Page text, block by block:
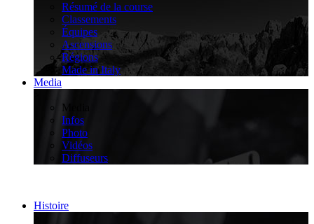
Résumé de la course
Classements
Équipes
Ascensions
Régions
Made in Italy
Media
Media
Infos
Photo
Vidéos
Diffuseurs
Histoire